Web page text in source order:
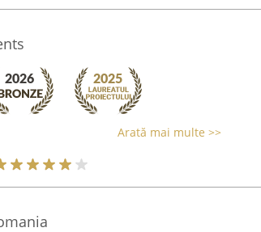
Arată mai multe >>